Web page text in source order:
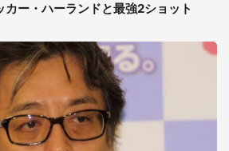
カー・ハーランドと最強2ショット